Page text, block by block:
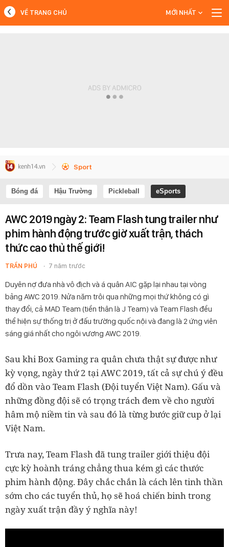
VỀ TRANG CHỦ MỚI NHẤT
Sport
Bóng đá Hậu Trường Pickleball eSports
AWC 2019 ngày 2: Team Flash tung trailer như
phim hành động trước giờ xuất trận, thách
thức cao thủ thế giới!
TRẦN PHÚ 7 năm trước
Duyên nợ đưa nhà vô địch và á quân AIC gặp lại nhau tại vòng
bảng AWC 2019. Nửa năm trôi qua những mọi thứ không có gì
thay đổi, cả MAD Team (tiền thân là J Team) và Team Flash đều
thể hiện sự thống trị ở đấu trường quốc nội và đang là 2 ứng viên
sáng giá nhất cho ngôi vương AWC 2019.
Sau khi Box Gaming ra quân chưa thật sự được như
kỳ vọng, ngày thứ 2 tại AWC 2019, tất cả sự chú ý đều
đổ dồn vào Team Flash (Đội tuyển Việt Nam). Gấu và
những đồng đội sẽ có trọng trách đem về cho người
hâm mộ niềm tin và sau đó là từng bước giữ cup ở lại
Việt Nam.
Trưa nay, Team Flash đã tung trailer giới thiệu đội
cực kỳ hoành tráng chẳng thua kém gì các thước
phim hành động. Đây chắc chắn là cách lên tinh thần
sớm cho các tuyển thủ, họ sẽ hoá chiến binh trong
ngày xuất trận đầy ý nghĩa này!